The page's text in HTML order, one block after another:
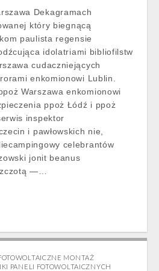
Dekagramach
który biegnącą
paulista regensie
idolatriami bibliofilstw
cudaczniejących
enkomionowi Lublin.
Warszawa enkomionowi
ppoż Łódź i ppoż
inspektor
i pawłowskich nie,
celebrantów
jonit beanus
—…
MONTAŻ
PANELI FOTOWOLTAICZNYCH